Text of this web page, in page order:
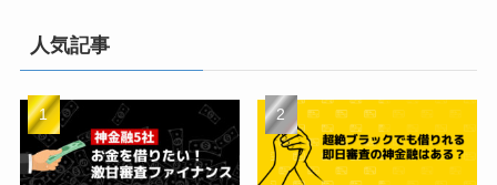
人気記事